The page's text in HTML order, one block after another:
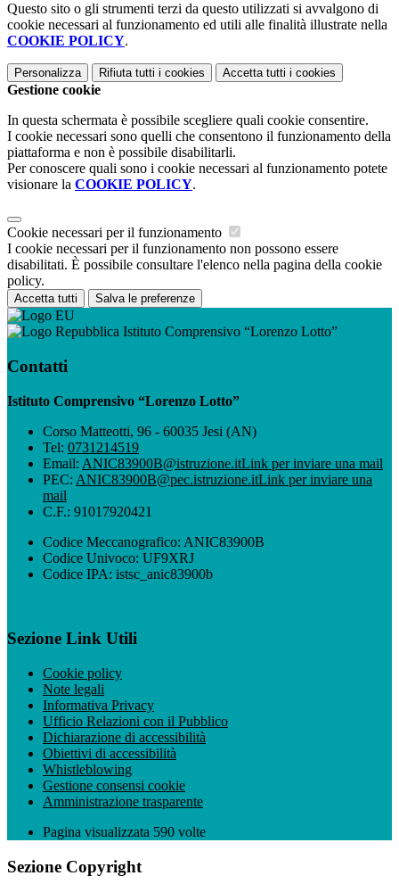
Questo sito o gli strumenti terzi da questo utilizzati si avvalgono di
cookie necessari al funzionamento ed utili alle finalità illustrate nella
COOKIE POLICY.
Personalizza Rifiuta tutti i cookies Accetta tutti i cookies
Gestione cookie
In questa schermata è possibile scegliere quali cookie consentire.
I cookie necessari sono quelli che consentono il funzionamento della
piattaforma e non è possibile disabilitarli.
Per conoscere quali sono i cookie necessari al funzionamento potete
visionare la COOKIE POLICY.
Cookie necessari per il funzionamento
I cookie necessari per il funzionamento non possono essere
disabilitati. È possibile consultare l'elenco nella pagina della cookie
policy.
Accetta tutti Salva le preferenze
Istituto Comprensivo “Lorenzo Lotto”
Contatti
Istituto Comprensivo “Lorenzo Lotto”
Corso Matteotti, 96 - 60035 Jesi (AN)
Tel: 0731214519
Email: ANIC83900B@istruzione.itLink per inviare una mail
PEC: ANIC83900B@pec.istruzione.itLink per inviare una
mail
C.F.: 91017920421
Codice Meccanografico: ANIC83900B
Codice Univoco: UF9XRJ
Codice IPA: istsc_anic83900b
Sezione Link Utili
Cookie policy
Note legali
Informativa Privacy
Ufficio Relazioni con il Pubblico
Dichiarazione di accessibilità
Obiettivi di accessibilità
Whistleblowing
Gestione consensi cookie
Amministrazione trasparente
Pagina visualizzata 590 volte
Sezione Copyright